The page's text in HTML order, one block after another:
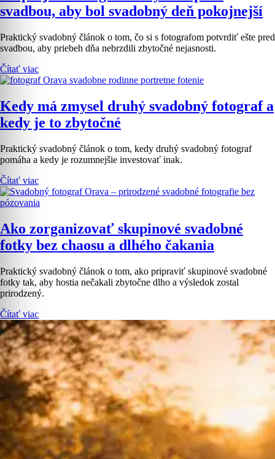
svadbou, aby bol svadobný deň pokojnejší
Praktický svadobný článok o tom, čo si s fotografom potvrdiť ešte pred
svadbou, aby priebeh dňa nebrzdili zbytočné nejasnosti.
Čítať viac
Kedy má zmysel druhý svadobný fotograf a
kedy je to zbytočné
Praktický svadobný článok o tom, kedy druhý svadobný fotograf
pomáha a kedy je rozumnejšie investovať inak.
Čítať viac
Ako zorganizovať skupinové svadobné
fotky bez chaosu a dlhého čakania
Praktický svadobný článok o tom, ako pripraviť skupinové svadobné
fotky tak, aby hostia nečakali zbytočne dlho a výsledok zostal
prirodzený.
Čítať viac